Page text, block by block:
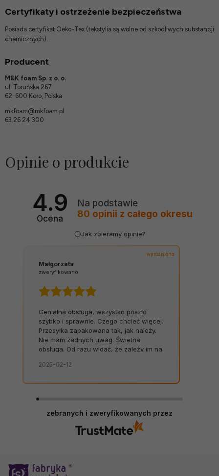
Certyfikaty i ostrzeżenie bezpieczeństwa
Posiada certyfikat Oeko-Tex (tekstylia są wolne od szkodliwych substancji
chemicznych).
Producent
M&K foam Sp. z o. o.
ul. Toruńska 267
62-600 Koło, Polska
mkfoam@mkfoam.pl
63 26 24 300
Opinie o produkcie
4.9
Ocena
Na podstawie
80 opinii z całego okresu
Jak zbieramy opinie?
wyróżniona
Małgorzata
zweryfikowano
Genialna obsługa, wszystko poszło
szybko i sprawnie. Czego chcieć więcej.
Przesyłka zapakowana tak, jak należy.
Nie mam żadnych uwag. Świetna
obsługa. Od razu widać, że zależy im na
czas, bez zbędnych nerwów. Sklep bez
2025-02-12
zebranych i zweryfikowanych przez